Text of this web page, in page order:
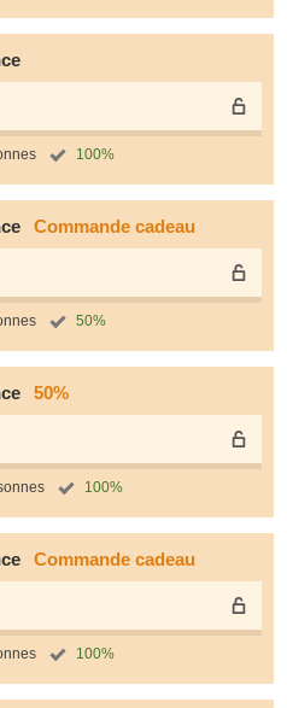
100%
Commande cadeau
50%
50%
100%
Commande cadeau
100%